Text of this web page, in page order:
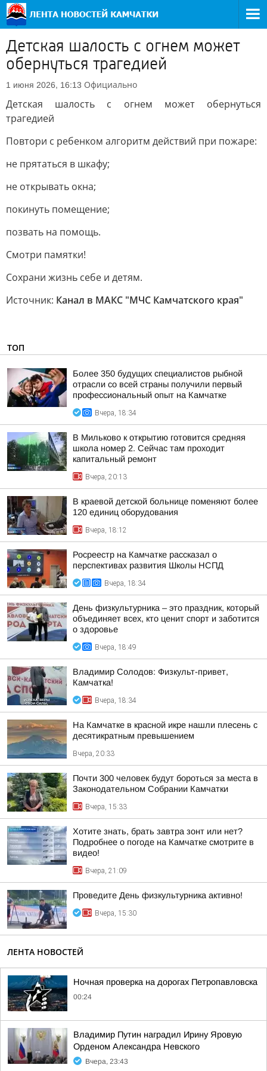
Детская шалость с огнем может
обернуться трагедией
1 июня 2026, 16:13 Официально
Детская шалость с огнем может обернуться
трагедией
Повтори с ребенком алгоритм действий при пожаре:
не прятаться в шкафу;
не открывать окна;
покинуть помещение;
позвать на помощь.
Смотри памятки!
Сохрани жизнь себе и детям.
Источник: Канал в МАКС "МЧС Камчатского края"
ТОП
Более 350 будущих специалистов рыбной
отрасли со всей страны получили первый
профессиональный опыт на Камчатке
Вчера, 18:34
В Мильково к открытию готовится средняя
школа номер 2. Сейчас там проходит
капитальный ремонт
Вчера, 20:13
В краевой детской больнице поменяют более
120 единиц оборудования
Вчера, 18:12
Росреестр на Камчатке рассказал о
перспективах развития Школы НСПД
Вчера, 18:34
День физкультурника – это праздник, который
объединяет всех, кто ценит спорт и заботится
о здоровье
Вчера, 18:49
Владимир Солодов: Физкульт-привет,
Камчатка!
Вчера, 18:34
На Камчатке в красной икре нашли плесень с
десятикратным превышением
Вчера, 20:33
Почти 300 человек будут бороться за места в
Законодательном Собрании Камчатки
Вчера, 15:33
Хотите знать, брать завтра зонт или нет?
Подробнее о погоде на Камчатке смотрите в
видео!
Вчера, 21:09
Проведите День физкультурника активно!
Вчера, 15:30
ЛЕНТА НОВОСТЕЙ
Ночная проверка на дорогах Петропавловска
00:24
Владимир Путин наградил Ирину Яровую
Орденом Александра Невского
Вчера, 23:43